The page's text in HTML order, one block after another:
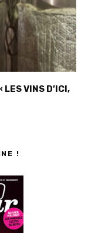
VINS D’ICI,
!